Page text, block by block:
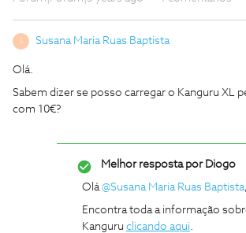
S Susana Maria Ruas Baptista
Olá.
Sabem dizer se posso carregar o Kanguru XL
com 10€?
Melhor resposta porDiogo
Olá@Susana Maria Ruas Baptista,
Encontra toda a informação
Kanguru clicando aqui.